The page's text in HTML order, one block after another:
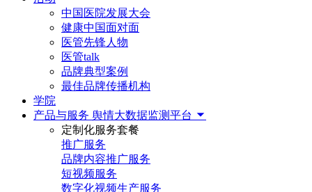
中国医院发展大会
健康中国面对面
医管先锋人物
医管talk
品牌典型案例
最佳品牌传播机构
学院
产品与服务 舆情大数据监测平台
定制化服务套餐
推广服务
品牌内容推广服务
短视频服务
数字化视频生产服务